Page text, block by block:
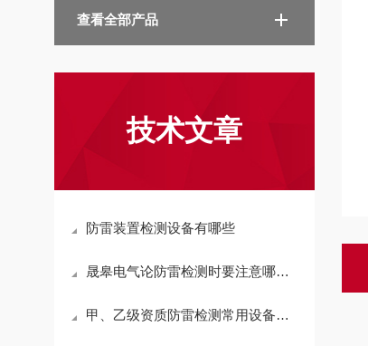
查看全部产品
技术文章
防雷装置检测设备有哪些
晟皋电气论防雷检测时要注意哪些安全事项
甲、乙级资质防雷检测常用设备清单